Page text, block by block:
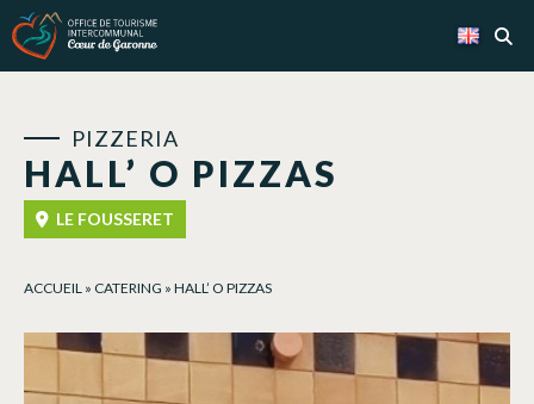
HALL’ O PIZZAS
PIZZERIA
LE FOUSSERET
ACCUEIL » CATERING » HALL’ O PIZZAS
Cookies management panel